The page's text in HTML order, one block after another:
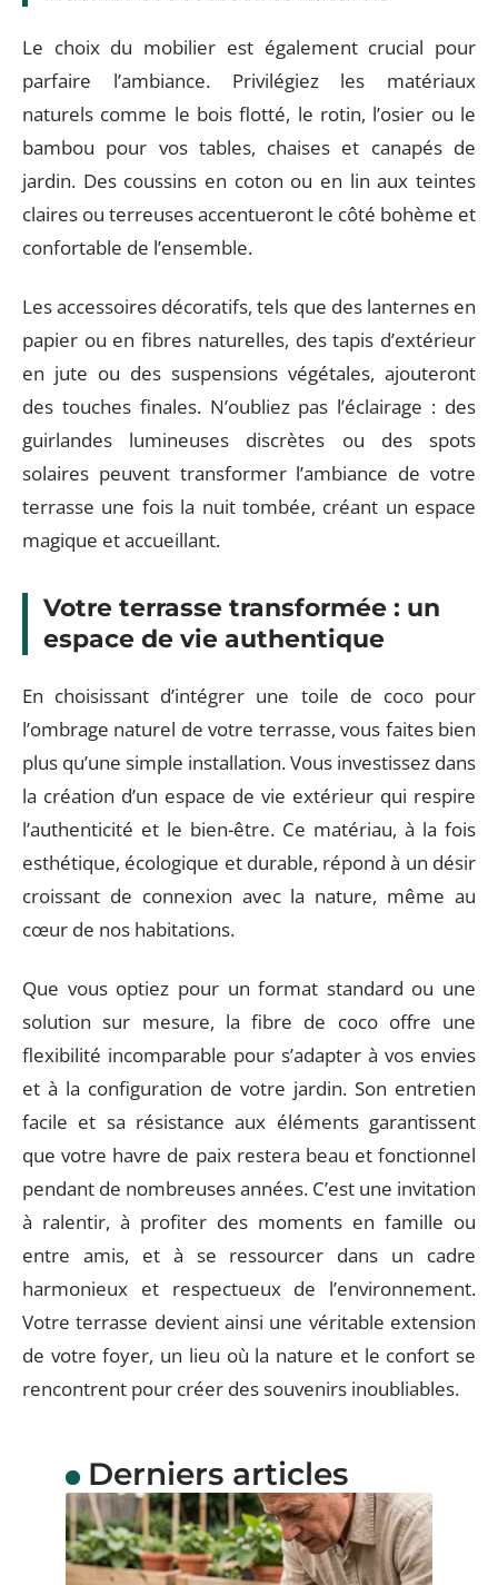
Le choix du mobilier est également crucial pour
parfaire l’ambiance. Privilégiez les matériaux
naturels comme le bois flotté, le rotin, l’osier ou le
bambou pour vos tables, chaises et canapés de
jardin. Des coussins en coton ou en lin aux teintes
claires ou terreuses accentueront le côté bohème et
confortable de l’ensemble.
Les accessoires décoratifs, tels que des lanternes en
papier ou en fibres naturelles, des tapis d’extérieur
en jute ou des suspensions végétales, ajouteront
des touches finales. N’oubliez pas l’éclairage : des
guirlandes lumineuses discrètes ou des spots
solaires peuvent transformer l’ambiance de votre
terrasse une fois la nuit tombée, créant un espace
magique et accueillant.
Votre terrasse transformée : un
espace de vie authentique
En choisissant d’intégrer une toile de coco pour
l’ombrage naturel de votre terrasse, vous faites bien
plus qu’une simple installation. Vous investissez dans
la création d’un espace de vie extérieur qui respire
l’authenticité et le bien-être. Ce matériau, à la fois
esthétique, écologique et durable, répond à un désir
croissant de connexion avec la nature, même au
cœur de nos habitations.
Que vous optiez pour un format standard ou une
solution sur mesure, la fibre de coco offre une
flexibilité incomparable pour s’adapter à vos envies
et à la configuration de votre jardin. Son entretien
facile et sa résistance aux éléments garantissent
que votre havre de paix restera beau et fonctionnel
pendant de nombreuses années. C’est une invitation
à ralentir, à profiter des moments en famille ou
entre amis, et à se ressourcer dans un cadre
harmonieux et respectueux de l’environnement.
Votre terrasse devient ainsi une véritable extension
de votre foyer, un lieu où la nature et le confort se
rencontrent pour créer des souvenirs inoubliables.
Derniers articles